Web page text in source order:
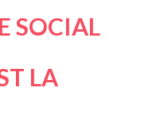
SOCIAL
LA